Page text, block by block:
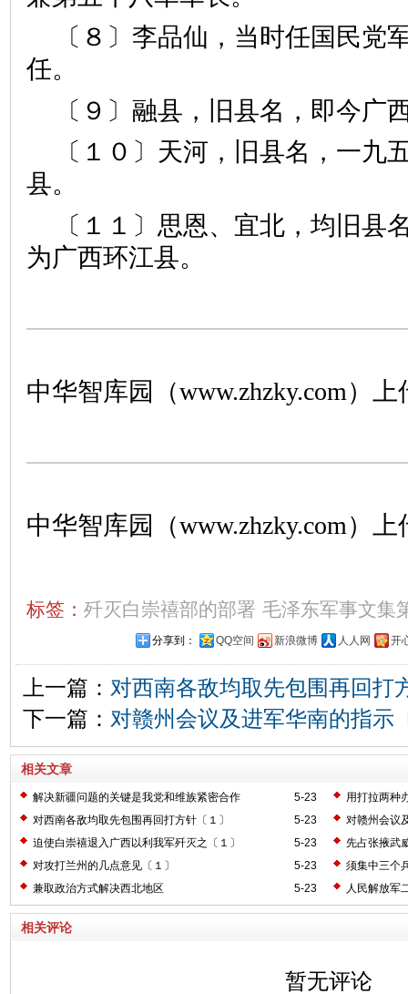
〔８〕李品仙，当时任国民党
任。
〔９〕融县，旧县名，即今广
〔１０〕天河，旧县名，一九
县。
〔１１〕思恩、宜北，均旧县
为广西环江县。
中华智库园（www.zhzky.com）上
中华智库园（www.zhzky.com）上
标签： 歼灭白崇禧部的部署 毛泽东军事文集
分享到： QQ空间 新浪微博 人人网 开
上一篇： 对西南各敌均取先包围再回打
下一篇： 对赣州会议及进军华南的指示
相关文章
5-23
解决新疆问题的关键是我党和维族紧密合作
用打拉两种
5-23
对西南各敌均取先包围再回打方针〔１〕
对赣州会议
5-23
迫使白崇禧退入广西以利我军歼灭之〔１〕
先占张掖武
5-23
对攻打兰州的几点意见〔１〕
须集中三个
5-23
兼取政治方式解决西北地区 人民解放军
相关评论
暂无评论